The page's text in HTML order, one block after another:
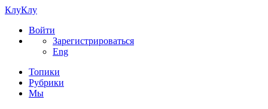
КлуКлу
Войти
Зарегистрироваться
Eng
Топики
Рубрики
Мы